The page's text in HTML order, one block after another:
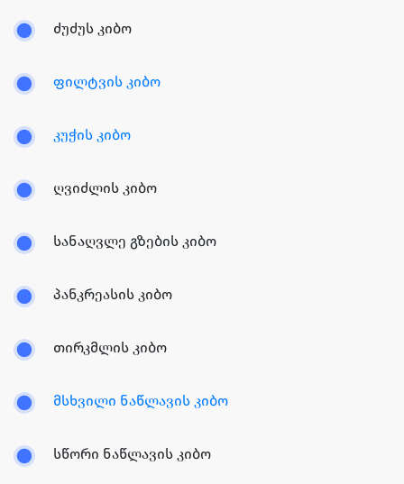
ძუძუს კიბო
ფილტვის კიბო
კუჭის კიბო
ღვიძლის კიბო
სანაღვლე გზების კიბო
პანკრეასის კიბო
თირკმლის კიბო
მსხვილი ნაწლავის კიბო
სწორი ნაწლავის კიბო